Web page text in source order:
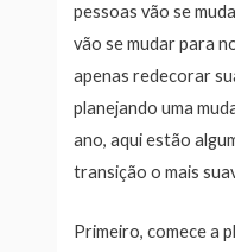
pessoas vão se
vão se mudar para
apenas redecorar
planejando uma
ano, aqui estão
transição o mais
Primeiro, comece a